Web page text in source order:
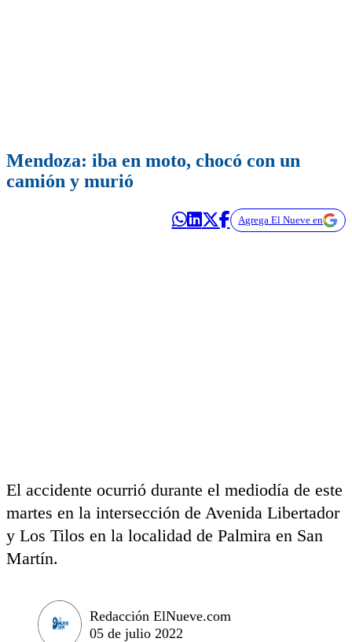
Mendoza: iba en moto, chocó con un
camión y murió
Agrega El Nueve en
El accidente ocurrió durante el mediodía de este
martes en la intersección de Avenida Libertador
y Los Tilos en la localidad de Palmira en San
Martín.
Redacción ElNueve.com
05 de julio 2022